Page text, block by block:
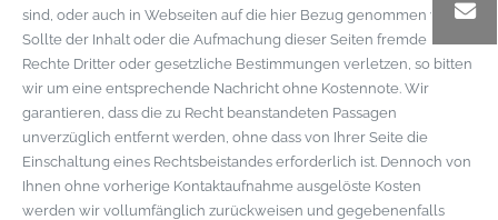
sind, oder auch in Webseiten auf die hier Bezug genommen wird.
Sollte der Inhalt oder die Aufmachung dieser Seiten fremde
Rechte Dritter oder gesetzliche Bestimmungen verletzen, so bitten
wir um eine entsprechende Nachricht ohne Kostennote. Wir
garantieren, dass die zu Recht beanstandeten Passagen
unverzüglich entfernt werden, ohne dass von Ihrer Seite die
Einschaltung eines Rechtsbeistandes erforderlich ist. Dennoch von
Ihnen ohne vorherige Kontaktaufnahme ausgelöste Kosten
werden wir vollumfänglich zurückweisen und gegebenenfalls